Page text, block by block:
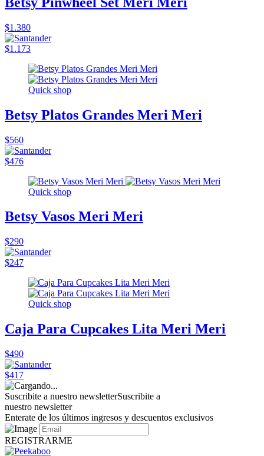
$1.380
$1.173
Quick shop
Betsy Platos Grandes Meri Meri
$560
$476
Quick shop
Betsy Vasos Meri Meri
$290
$247
Quick shop
Caja Para Cupcakes Lita Meri Meri
$490
$417
Suscribite a nuestro newsletterSuscribite a
nuestro newsletter
Enterate de los últimos ingresos y descuentos exclusivos
REGISTRARME